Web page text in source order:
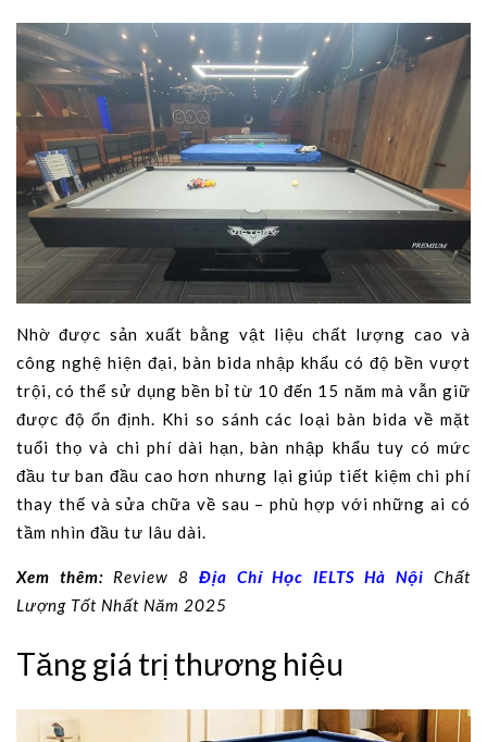
Nhờ được sản xuất bằng vật liệu chất lượng cao và
công nghệ hiện đại, bàn bida nhập khẩu có độ bền vượt
trội, có thể sử dụng bền bỉ từ 10 đến 15 năm mà vẫn giữ
được độ ổn định. Khi so sánh các loại bàn bida về mặt
tuổi thọ và chi phí dài hạn, bàn nhập khẩu tuy có mức
đầu tư ban đầu cao hơn nhưng lại giúp tiết kiệm chi phí
thay thế và sửa chữa về sau – phù hợp với những ai có
tầm nhìn đầu tư lâu dài.
Xem thêm:Review 8 Địa Chỉ Học IELTS Hà NộiChất
Lượng Tốt Nhất Năm 2025
Tăng giá trị thương hiệu